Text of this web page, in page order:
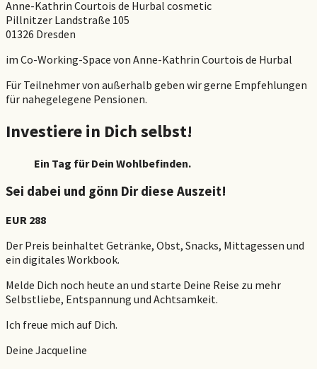
Anne-Kathrin Courtois de Hurbal cosmetic
Pillnitzer Landstraße 105
01326 Dresden
im Co-Working-Space von Anne-Kathrin Courtois de Hurbal
Für Teilnehmer von außerhalb geben wir gerne Empfehlungen
für nahegelegene Pensionen.
Investiere in Dich selbst!
Ein Tag für Dein Wohlbefinden.
Sei dabei und gönn Dir diese Auszeit!
EUR 288
Der Preis beinhaltet Getränke, Obst, Snacks, Mittagessen und
ein digitales Workbook.
Melde Dich noch heute an und starte Deine Reise zu mehr
Selbstliebe, Entspannung und Achtsamkeit.
Ich freue mich auf Dich.
Deine Jacqueline